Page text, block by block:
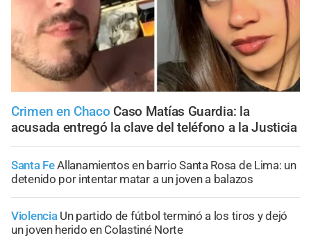
Crimen en Chaco Caso Matías Guardia: la
acusada entregó la clave del teléfono a la Justicia
Santa FeAllanamientos en barrio Santa Rosa de Lima: un
detenido por intentar matar a un joven a balazos
Violencia Un partido de fútbol terminó a los tiros y dejó
un joven herido en Colastiné Norte